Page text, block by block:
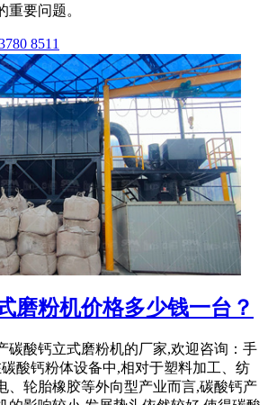
重要问题。
8511
磨粉机价格多少钱一台？
碳酸钙立式磨粉机的厂家,欢迎咨询：手
酸钙粉体设备中,相对于塑料加工、纺
、轮胎橡胶等外向型产业而言,碳酸钙产